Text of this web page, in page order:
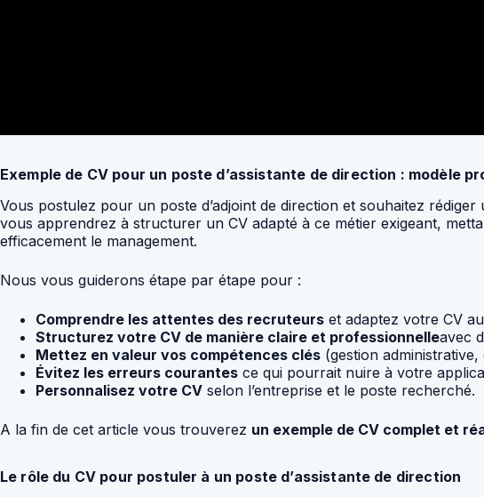
Exemple de CV pour un poste d’assistante de direction : modèle
Vous postulez pour un poste d’adjoint de direction et souhaitez
vous apprendrez à structurer un CV adapté à ce métier exigeant,
efficacement le management.
Nous vous guiderons étape par étape pour :
Comprendre les attentes des recruteurs et adaptez votre CV
Structurez votre CV de manière claire et professionnelleavec
Mettez en valeur vos compétences clés (gestion
Évitez les erreurs courantes ce qui pourrait nuire à votre
Personnalisez votre CV selon l’entreprise et le poste recherché.
A la fin de cet article vous trouverez un exemple de CV complet et
Le rôle du CV pour postuler à un poste d’assistante de direction